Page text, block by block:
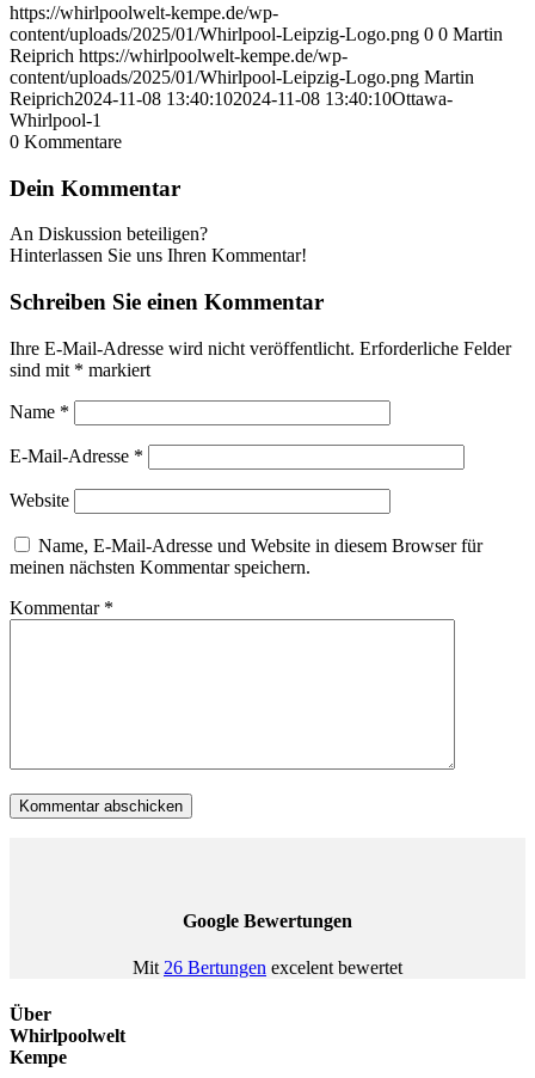
https://whirlpoolwelt-kempe.de/wp-
content/uploads/2025/01/Whirlpool-Leipzig-Logo.png 0 0 Martin
Reiprich https://whirlpoolwelt-kempe.de/wp-
content/uploads/2025/01/Whirlpool-Leipzig-Logo.png Martin
Reiprich2024-11-08 13:40:102024-11-08 13:40:10Ottawa-
Whirlpool-1
0 Kommentare
Dein Kommentar
An Diskussion beteiligen?
Hinterlassen Sie uns Ihren Kommentar!
Schreiben Sie einen Kommentar
Ihre E-Mail-Adresse wird nicht veröffentlicht. Erforderliche Felder
sind mit * markiert
Name *
E-Mail-Adresse *
Website
Name, E-Mail-Adresse und Website in diesem Browser für
meinen nächsten Kommentar speichern.
Kommentar *
Google Bewertungen
Mit 26 Bertungen excelent bewertet
Über
Whirlpoolwelt
Kempe